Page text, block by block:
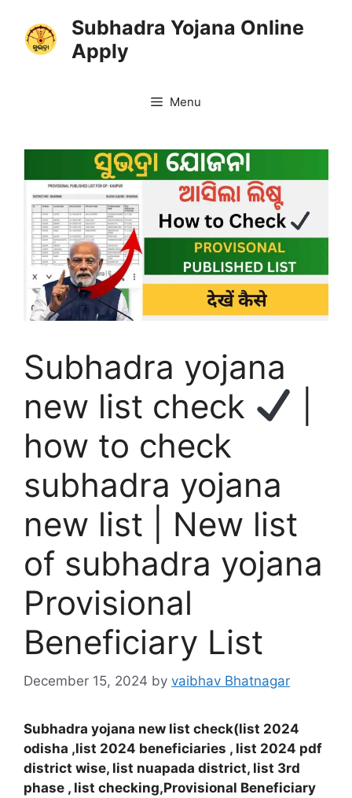
content
Subhadra Yojana Online
Apply
Menu
Subhadra yojana
new list check
how to check
subhadra yojana
new list | New list
of subhadra yojana
Provisional
Beneficiary List
December 15, 2024 by vaibhav Bhatnagar
Subhadra yojana new list check(list 2024
odisha ,list 2024 beneficiaries , list 2024 pdf
district wise, list nuapada district, list 3rd
phase , list checking,Provisional Beneficiary